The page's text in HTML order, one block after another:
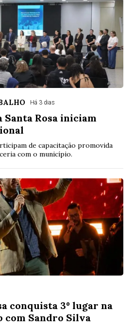
Há 3 dias
Santa Rosa iniciam
de capacitação promovida
com o município.
conquista 3º lugar na
com Sandro Silva